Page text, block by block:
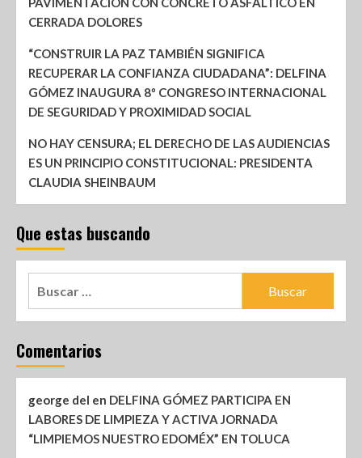
CERRADA DOLORES
“CONSTRUIR LA PAZ TAMBIÉN SIGNIFICA
RECUPERAR LA CONFIANZA CIUDADANA”: DELFINA
GÓMEZ INAUGURA 8º CONGRESO INTERNACIONAL
DE SEGURIDAD Y PROXIMIDAD SOCIAL
NO HAY CENSURA; EL DERECHO DE LAS AUDIENCIAS
ES UN PRINCIPIO CONSTITUCIONAL: PRESIDENTA
CLAUDIA SHEINBAUM
Que estas buscando
Comentarios
george del en DELFINA GÓMEZ PARTICIPA EN
LABORES DE LIMPIEZA Y ACTIVA JORNADA
“LIMPIEMOS NUESTRO EDOMÉX” EN TOLUCA